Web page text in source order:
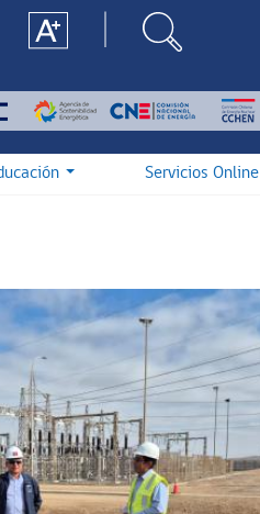
Servicios Online